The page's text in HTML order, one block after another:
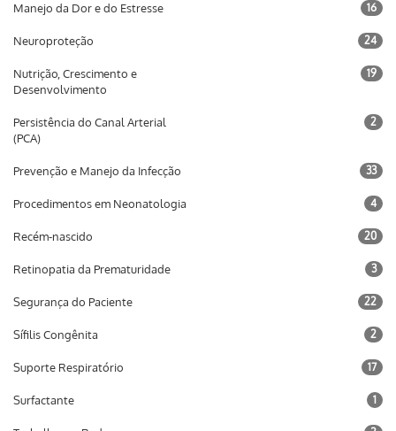
Manejo da Dor e do Estresse 16
Neuroproteção 24
Nutrição, Crescimento e
Desenvolvimento
19
Persistência do Canal Arterial
(PCA)
2
Prevenção e Manejo da Infecção 33
Procedimentos em Neonatologia 4
Recém-nascido 20
Retinopatia da Prematuridade 3
Segurança do Paciente 22
Sífilis Congênita 2
Suporte Respiratório 17
Surfactante 1